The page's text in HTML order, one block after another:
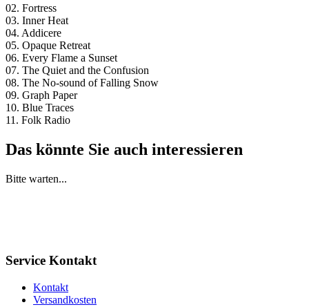
02. Fortress
03. Inner Heat
04. Addicere
05. Opaque Retreat
06. Every Flame a Sunset
07. The Quiet and the Confusion
08. The No-sound of Falling Snow
09. Graph Paper
10. Blue Traces
11. Folk Radio
Das könnte Sie auch interessieren
Bitte warten...
Service Kontakt
Kontakt
Versandkosten